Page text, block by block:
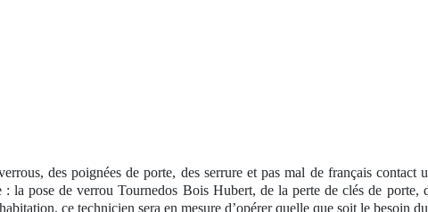
des poignées de porte, des serrure et pas mal de français
la pose de verrou Tournedos Bois Hubert, de la perte de clés de porte,
ce technicien sera en mesure d’opérer quelle que soit le besoin